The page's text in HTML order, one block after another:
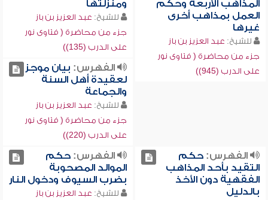
المذاهب الأربعة وحكم
العمل بمذاهب أخرى
غيرها
للشيخ: عبد العزيز بن باز
جزء من محاضرة ( فتاوى نور
على الدرب (945))
ومنزلتها
للشيخ: عبد العزيز بن باز
جزء من محاضرة ( فتاوى نور
على الدرب (135))
الفهرس: بيان موجز
لعقيدة أهل السنة
والجماعة
للشيخ: عبد العزيز بن باز
جزء من محاضرة ( فتاوى نور
على الدرب (220))
الفهرس:حكم
التقيد بأحد المذاهب
الفقهية دون الأخذ
بالدليل
الفهرس:حكم
الموالد المصحوبة
بضرب السيوف ودخول النار
للشيخ: عبد العزيز بن باز